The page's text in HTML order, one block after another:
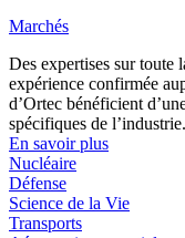
Marchés
Des expertises sur toute
expérience confirmée
d’Ortec bénéficient
spécifiques de l’industrie.
En savoir plus
Nucléaire
Défense
Science de la Vie
Transports